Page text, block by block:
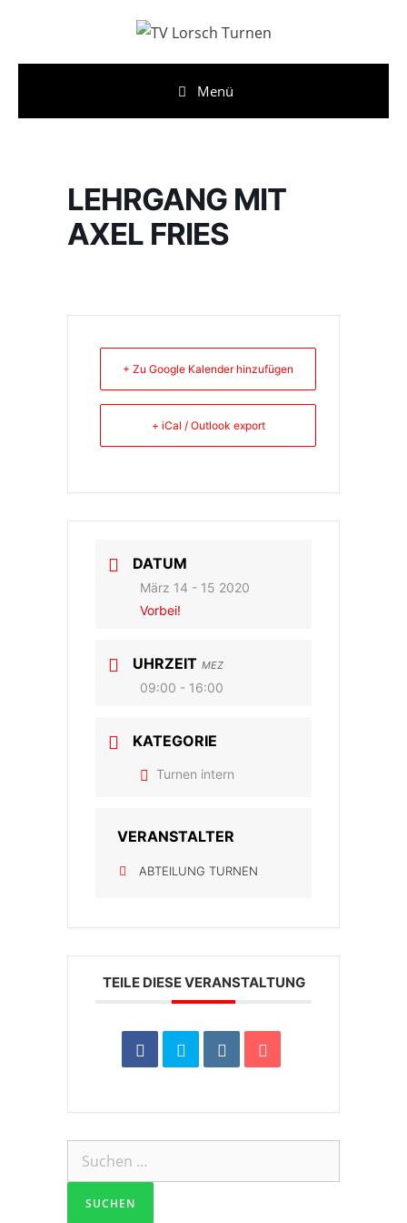
springen
Menü
LEHRGANG MIT
AXEL FRIES
+ Zu Google Kalender hinzufügen
+ iCal / Outlook export
DATUM
März 14 - 15 2020
Vorbei!
UHRZEIT MEZ
09:00 - 16:00
KATEGORIE
Turnen intern
VERANSTALTER
ABTEILUNG TURNEN
TEILE DIESE VERANSTALTUNG
Suchen
nach: